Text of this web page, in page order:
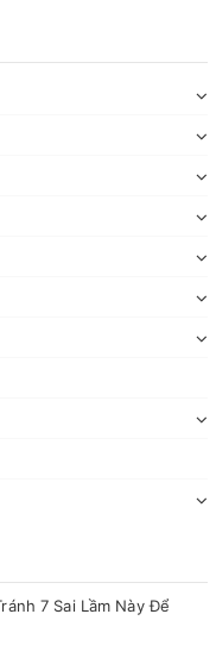
7 Sai Lầm Này Để